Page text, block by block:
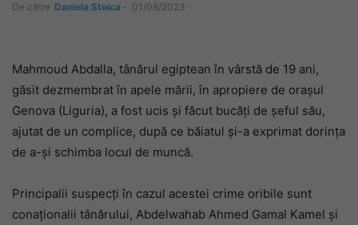
De către Daniela Stoica - 01/08/2023
Mahmoud Abdalla, tânărul egiptean în vârstă de 19 ani,
găsit dezmembrat în apele mării, în apropiere de orașul
Genova (Liguria), a fost ucis și făcut bucăți de șeful său,
ajutat de un complice, după ce băiatul și-a exprimat dorința
de a-și schimba locul de muncă.
Principalii suspecți în cazul acestei crime oribile sunt
conaționalii tânărului, Abdelwahab Ahmed Gamal Kamel și